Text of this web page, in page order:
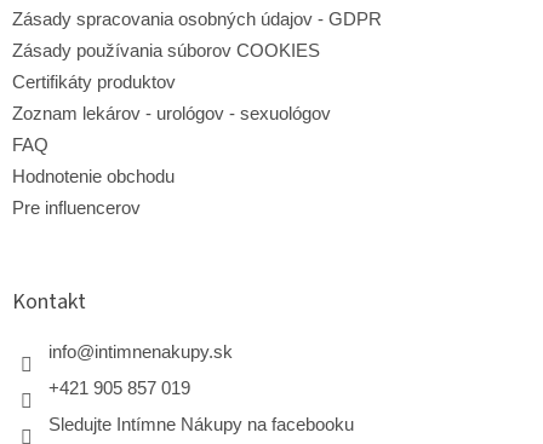
Zásady spracovania osobných údajov - GDPR
Zásady používania súborov COOKIES
Certifikáty produktov
Zoznam lekárov - urológov - sexuológov
FAQ
Hodnotenie obchodu
Pre influencerov
Kontakt
info@intimnenakupy.sk
+421 905 857 019
Sledujte Intímne Nákupy na facebooku